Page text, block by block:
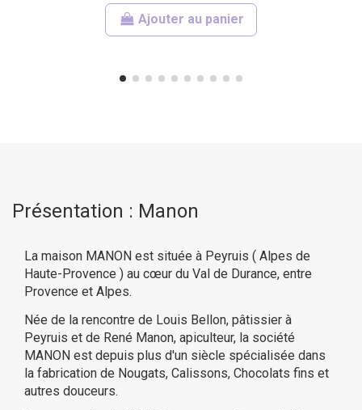
Ajouter au panier
Présentation : Manon
La maison MANON est située à Peyruis ( Alpes de
Haute-Provence ) au cœur du Val de Durance, entre
Provence et Alpes.
Née de la rencontre de Louis Bellon, pâtissier à
Peyruis et de René Manon, apiculteur, la société
MANON est depuis plus d'un siècle spécialisée dans
la fabrication de Nougats, Calissons, Chocolats fins et
autres douceurs.